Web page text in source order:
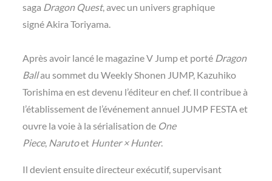
saga Dragon Quest, avec un univers graphique
signé Akira Toriyama.
Après avoir lancé le magazine V Jump et porté Dragon
Ballau sommet du Weekly Shonen JUMP, Kazuhiko
Torishima en est devenu l’éditeur en chef. Il contribue à
l’établissement de l’événement annuel JUMP FESTA et
ouvre la voie à la sérialisation de One
Piece, Narutoet Hunter × Hunter.
Il devient ensuite directeur exécutif, supervisant